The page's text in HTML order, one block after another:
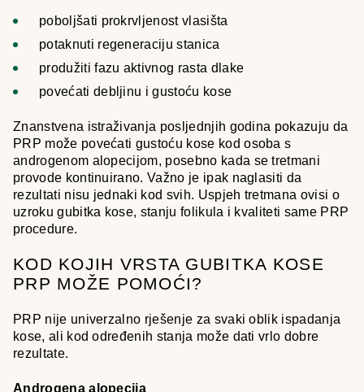
poboljšati prokrvljenost vlasišta
potaknuti regeneraciju stanica
produžiti fazu aktivnog rasta dlake
povećati debljinu i gustoću kose
Znanstvena istraživanja posljednjih godina pokazuju da
PRP može povećati gustoću kose kod osoba s
androgenom alopecijom, posebno kada se tretmani
provode kontinuirano. Važno je ipak naglasiti da
rezultati nisu jednaki kod svih. Uspjeh tretmana ovisi o
uzroku gubitka kose, stanju folikula i kvaliteti same PRP
procedure.
KOD KOJIH VRSTA GUBITKA KOSE
PRP MOŽE POMOĆI?
PRP nije univerzalno rješenje za svaki oblik ispadanja
kose, ali kod određenih stanja može dati vrlo dobre
rezultate.
Androgena alopecija